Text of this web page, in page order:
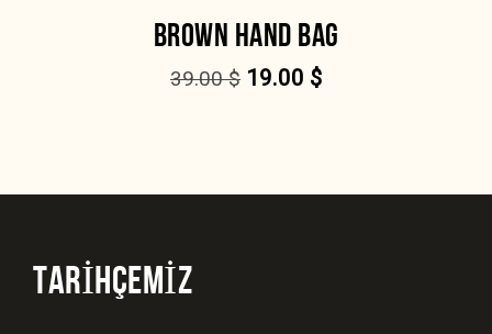
BROWN HAND BAG
39.00$ 19.00 $
TARİHÇEMİZ